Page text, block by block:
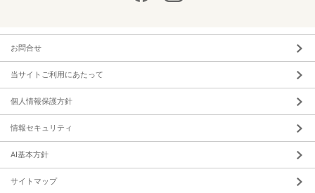
お問合せ
当サイトご利用にあたって
個人情報保護方針
情報セキュリティ
AI基本方針
サイトマップ